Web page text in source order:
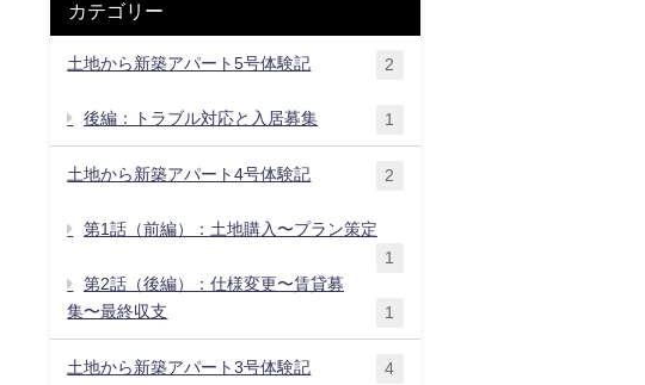
カテゴリー
土地から新築アパート5号体験記 2
後編：トラブル対応と入居募集 1
土地から新築アパート4号体験記 2
第1話（前編）：土地購入〜プラン策定
1
第2話（後編）：仕様変更〜賃貸募
集〜最終収支
1
土地から新築アパート3号体験記 4